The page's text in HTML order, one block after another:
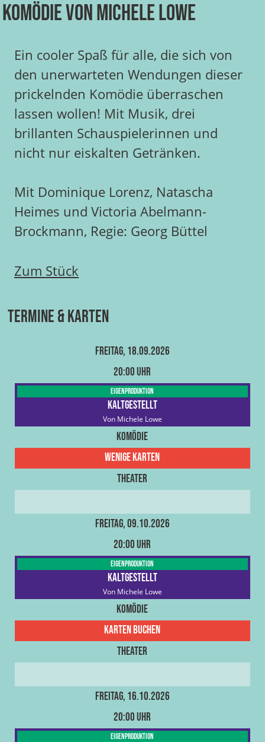
Komödie von Michele Lowe
Ein cooler Spaß für alle, die sich von
den unerwarteten Wendungen dieser
prickelnden Komödie überraschen
lassen wollen! Mit Musik, drei
brillanten Schauspielerinnen und
nicht nur eiskalten Getränken.
Mit Dominique Lorenz, Natascha
Heimes und Victoria Abelmann-
Brockmann, Regie: Georg Büttel
Zum Stück
Termine & Karten
Freitag, 18.09.2026
20:00 Uhr
Eigenproduktion
Kaltgestellt
Von Michele Lowe
Komödie
Wenige Karten
Theater
Freitag, 09.10.2026
20:00 Uhr
Eigenproduktion
Kaltgestellt
Von Michele Lowe
Komödie
Karten buchen
Theater
Freitag, 16.10.2026
20:00 Uhr
Eigenproduktion